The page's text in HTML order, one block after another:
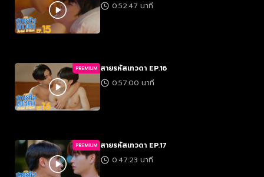
0:52:47 นาที
PREMIUM สายรหัสเทวดา EP.16
0:57:00 นาที
PREMIUM สายรหัสเทวดา EP.17
0:47:23 นาที